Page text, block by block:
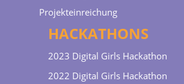
Projekteinreichung
HACKATHONS
2023 Digital Girls Hackathon
2022 Digital Girls Hackathon